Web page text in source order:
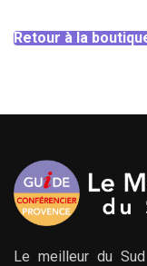
Retour à la
Le meilleur du